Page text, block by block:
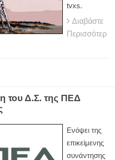
tvxs.
Διαβάστε
Περισσότερ
του Δ.Σ. της ΠΕΔ
Ενόψει της
επικείμενης
συνάντησης